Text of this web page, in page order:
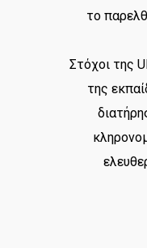
το
Στόχοι της
της